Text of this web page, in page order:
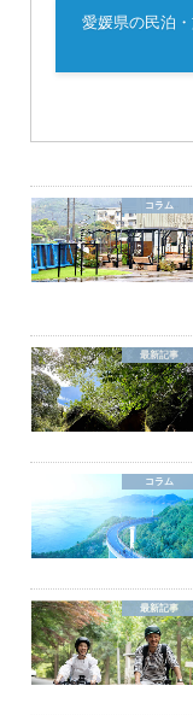
愛媛県の民泊
コラム
最新記事
コラム
最新記事